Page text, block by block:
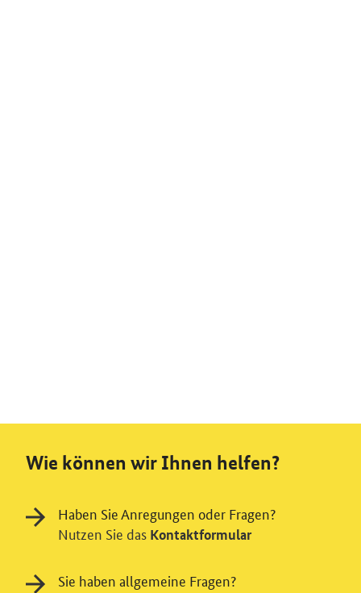
Wie können wir Ihnen helfen?
Haben Sie Anregungen oder Fragen?
Nutzen Sie das Kontaktformular
Sie haben allgemeine Fragen?